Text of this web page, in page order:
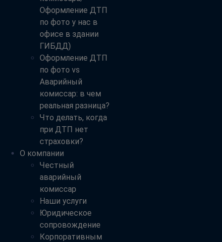
Оформление ДТП
по фото у нас в
офисе в здании
ГИБДД)
Оформление ДТП
по фото vs
Аварийный
комиссар: в чем
реальная разница?
Что делать, когда
при ДТП нет
страховки?
О компании
Честный
аварийный
комиссар
Наши услуги
Юридическое
сопровождение
Корпоративным